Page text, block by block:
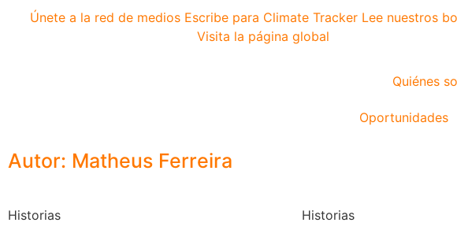
Únete a la red de medios Escribe para Climate Tracker Lee nuestros
Visita la página global
Quiénes
Oportunidades
Autor: Matheus Ferreira
Historias
Historias